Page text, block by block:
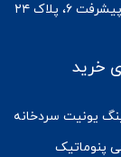
پلاک ۲۴
خرید
یونیت سردخانه
پنوماتیک